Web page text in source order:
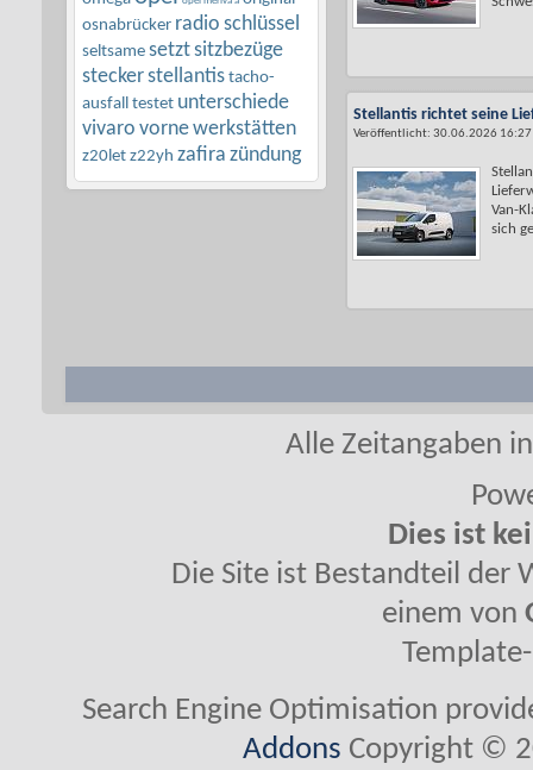
osnabrücker radio schlüssel
seltsame setztsitzbezüge
steckerstellantis tacho-
ausfall testet unterschiede
vivaro vornewerkstätten
z20let z22yh zafira zündung
Stellantis richtet seine
Veröffentlicht: 30.06.2026 16:27
Van-
sich
Alle Zeitangaben
Dies ist
Die Site ist Bestandteil der
einem von
Search Engine Optimisation
Addons Copyright ©